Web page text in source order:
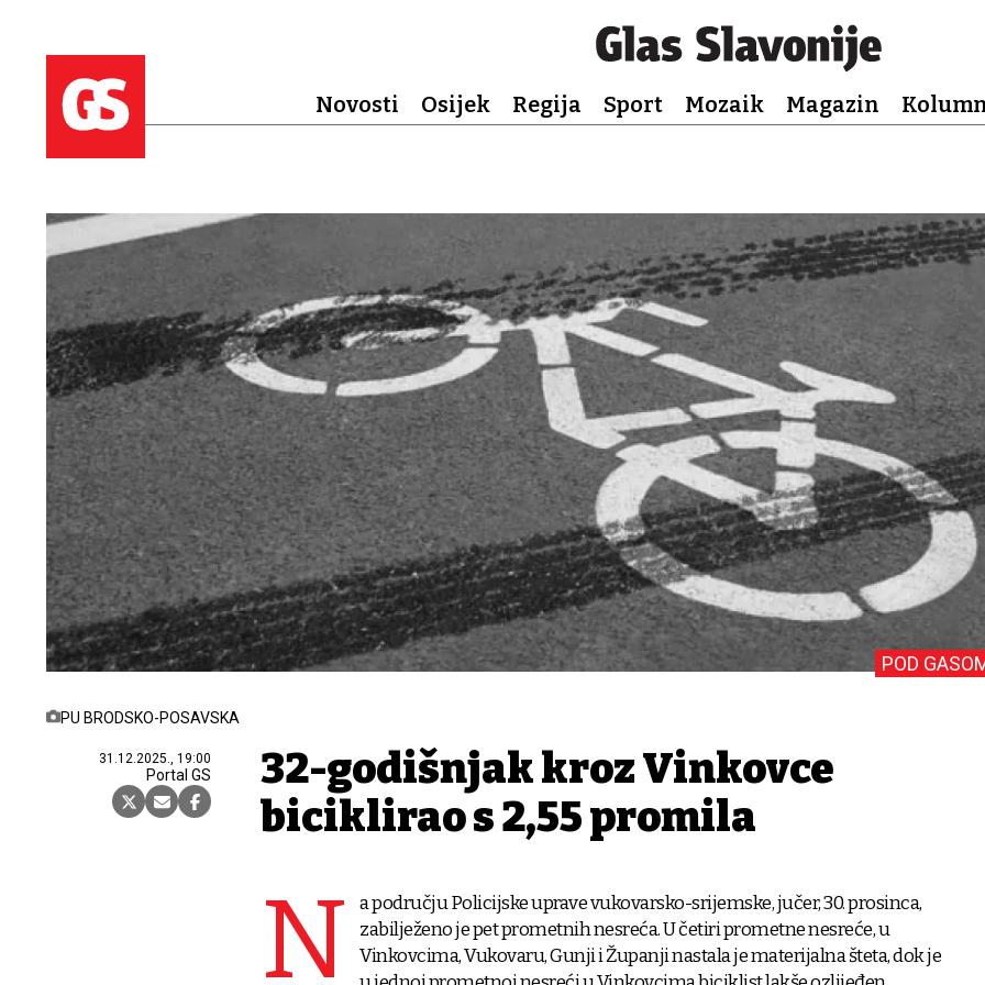
Novosti Osijek Regija Sport Mozaik Magazin
PU BRODSKO-POSAVSKA
31.12.2025., 19:00
Portal GS
POD
32-godišnjak kroz Vinkovce
biciklirao s 2,55 promila
N
a području Policijske uprave vukovarsko-srijemske, jučer, 30. prosinca,
zabilježeno je pet prometnih nesreća. U četiri prometne nesreće, u
Vinkovcima, Vukovaru, Gunji i Županji nastala je materijalna šteta, dok je